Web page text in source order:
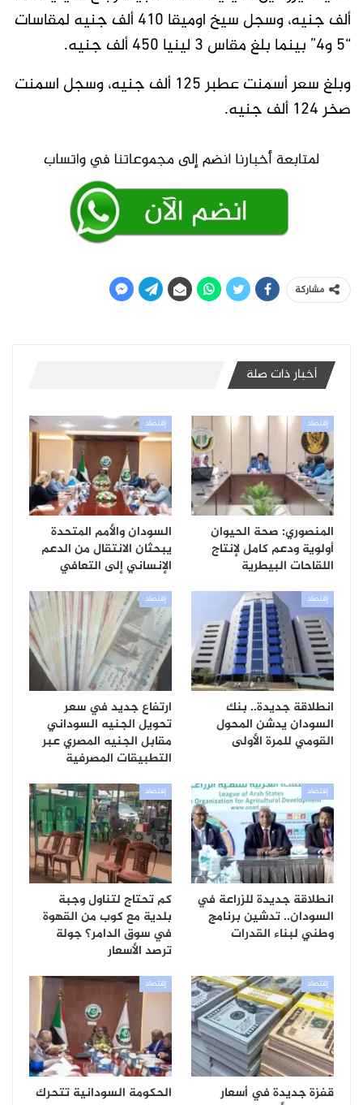
ألف جنيه، وسجل سيخ اوميقا 410 ألف جنيه لمقاسات
“5 و4” بينما بلغ مقاس 3 لينيا 450 ألف جنيه.
وبلغ سعر أسمنت عطبر 125 ألف جنيه، وسجل اسمنت
صخر 124 ألف جنيه.
مشاركة
أخبار ذات صلة
إقتصاد
المنصوري: صحة الحيوان
أولوية ودعم كامل لإنتاج
اللقاحات البيطرية
إقتصاد
السودان والأمم المتحدة
يبحثان الانتقال من الدعم
الإنساني إلى التعافي
إقتصاد
انطلاقة جديدة.. بنك
السودان يدشن المحول
القومي للمرة الأولى
إقتصاد
ارتفاع جديد في سعر
تحويل الجنيه السوداني
مقابل الجنيه المصري عبر
التطبيقات المصرفية
إقتصاد
انطلاقة جديدة للزراعة في
السودان.. تدشين برنامج
وطني لبناء القدرات
إقتصاد
كم تحتاج لتناول وجبة
بلدية مع كوب من القهوة
في سوق الدامر؟ جولة
ترصد الأسعار
إقتصاد
قفزة جديدة في أسعار
إقتصاد
الحكومة السودانية تتحرك